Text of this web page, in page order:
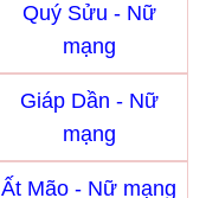
Quý Sửu - Nữ
mạng
Giáp Dần - Nữ
mạng
Ất Mão - Nữ mạng